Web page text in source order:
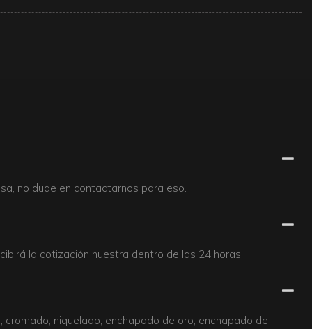
no dude en contactarnos para eso.
la cotización nuestra dentro de las 24 horas.
niquelado, enchapado de oro, enchapado de